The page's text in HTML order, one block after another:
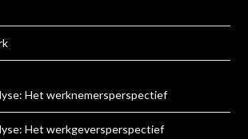
Het werknemersperspectief
Het werkgeversperspectief